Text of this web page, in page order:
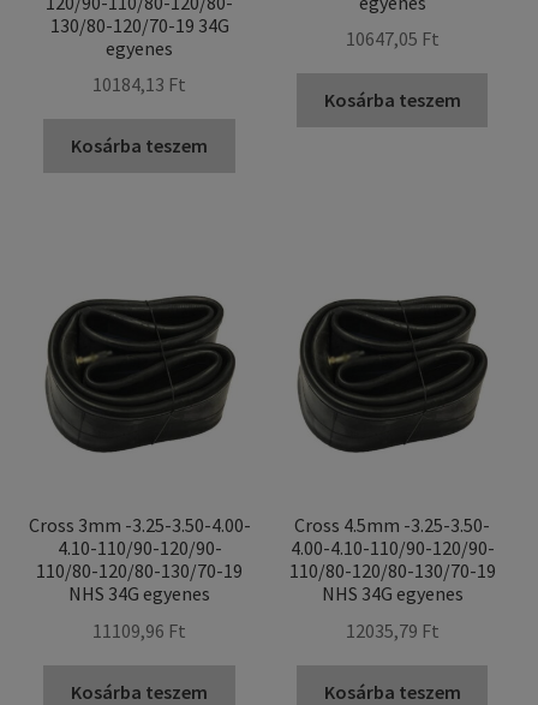
130/80-120/70-19 34G
egyenes
10184,13 Ft
Kosárba teszem
10647,05 Ft
Kosárba teszem
Cross 3mm -3.25-3.50-4.00-
4.10-110/90-120/90-
110/80-120/80-130/70-19
NHS 34G egyenes
11109,96 Ft
Kosárba teszem
Cross 4.5mm -3.25-3.50-
4.00-4.10-110/90-120/90-
110/80-120/80-130/70-19
NHS 34G egyenes
12035,79 Ft
Kosárba teszem